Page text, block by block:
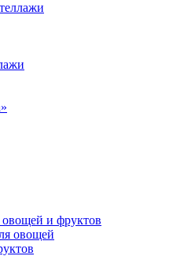
и фруктов
овощей